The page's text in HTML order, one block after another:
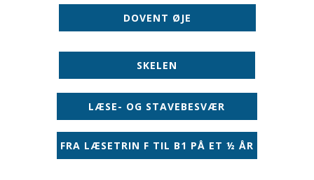
SKELEN
LÆSE- OG STAVEBESVÆR
DOVENT ØJE
FRA LÆSETRIN F TIL B1 PÅ ET ½ ÅR